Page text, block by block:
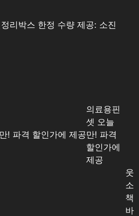
리박스 한정 수량 제공: 소진
의료용핀
셋 오늘
만! 파격
할인가에
제공
웃
소
책
바